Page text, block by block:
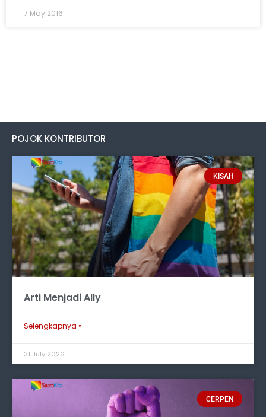
7 May 2016
POJOK KONTRIBUTOR
KISAH
Arti Menjadi Ally
Selengkapnya »
31 July 2026
CERPEN